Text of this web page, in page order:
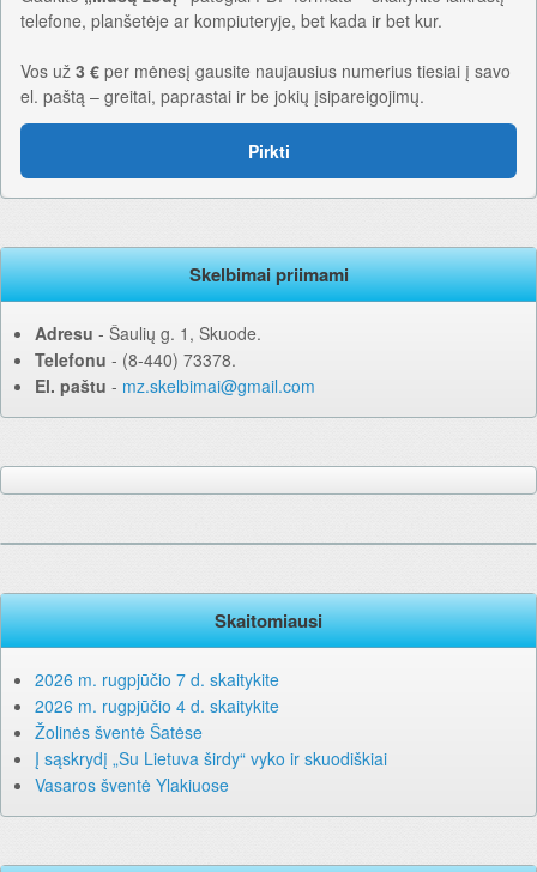
telefone, planšetėje ar kompiuteryje, bet kada ir bet kur.
Vos už 3 € per mėnesį gausite naujausius numerius tiesiai į savo
el. paštą – greitai, paprastai ir be jokių įsipareigojimų.
Pirkti
Skelbimai priimami
Adresu ‐ Šaulių g. 1, Skuode.
Telefonu ‐ (8-440) 73378.
El. paštu ‐ mz.skelbimai@gmail.com
Skaitomiausi
2026 m. rugpjūčio 7 d. skaitykite
2026 m. rugpjūčio 4 d. skaitykite
Žolinės šventė Šatėse
Į sąskrydį „Su Lietuva širdy“ vyko ir skuodiškiai
Vasaros šventė Ylakiuose